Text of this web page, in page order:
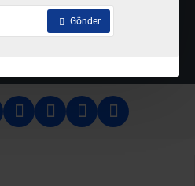
Gönder